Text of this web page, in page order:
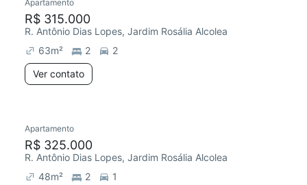
Apartamento
R$ 315.000
R. Antônio Dias Lopes, Jardim Rosália Alcolea
63m² 2
2
Ver contato
Apartamento
R$ 325.000
R. Antônio Dias Lopes, Jardim Rosália Alcolea
48m² 2
1